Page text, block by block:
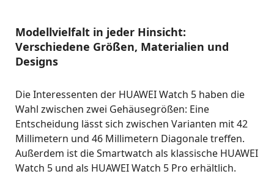
Modellvielfalt in jeder Hinsicht:
Verschiedene Größen, Materialien und
Designs
Die Interessenten der HUAWEI Watch 5 haben die
Wahl zwischen zwei Gehäusegrößen: Eine
Entscheidung lässt sich zwischen Varianten mit 42
Millimetern und 46 Millimetern Diagonale treffen.
Außerdem ist die Smartwatch als klassische HUAWEI
Watch 5 und als HUAWEI Watch 5 Pro erhältlich.